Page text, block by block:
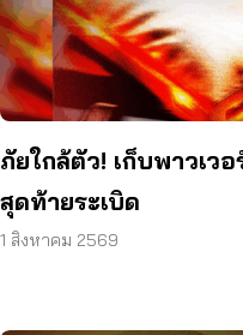
ภัยใกล้ตัว! เก็บพาวเว
สุดท้ายระเบิด
1 สิงหาคม 2569